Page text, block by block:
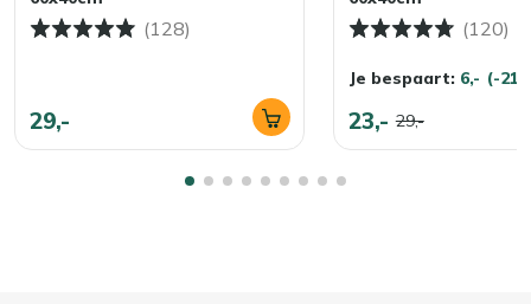
(128)
29,-
(120)
Je bespaart: 6,- (-
23,- 29,-